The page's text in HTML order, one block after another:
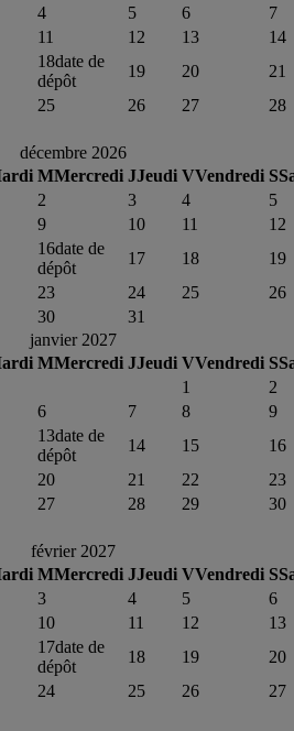
4 5 6
7
11 12 13
14
18date de
dépôt
19 20
21
25 26 27
28
décembre 2026
MMercredi JJeudi VVendredi S
2 3 4
5
9 10 11
12
16date de
dépôt
17 18
19
23 24 25
26
30
31
janvier 2027
MMercredi JJeudi VVendredi S
1
2
6 7 8
9
13date de
dépôt
14 15
16
20 21 22
23
27 28 29
30
février 2027
MMercredi JJeudi VVendredi S
3 4 5
6
10 11 12
13
17date de
dépôt
18 19
20
24 25 26
27